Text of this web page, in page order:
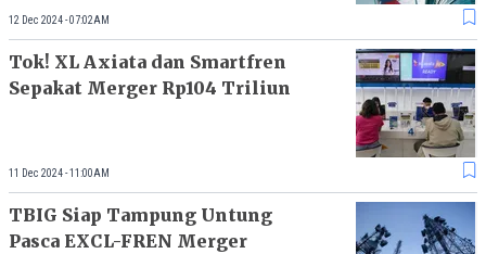
12 Dec 2024 - 07:02AM
Tok! XL Axiata dan Smartfren
Sepakat Merger Rp104 Triliun
11 Dec 2024 - 11:00AM
TBIG Siap Tampung Untung
Pasca EXCL-FREN Merger